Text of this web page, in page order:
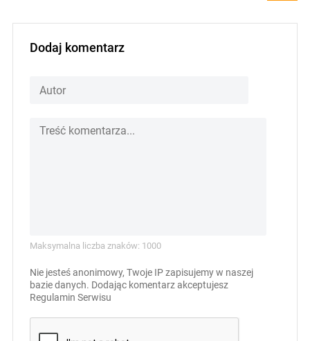
Dodaj komentarz
Maksymalna liczba znaków: 1000
Nie jesteś anonimowy, Twoje IP zapisujemy w naszej
bazie danych. Dodając komentarz akceptujesz
Regulamin Serwisu